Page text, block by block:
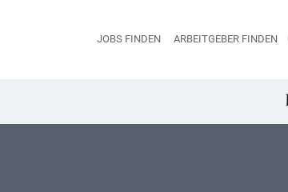
JOBS FINDEN ARBEITGEBER FINDEN